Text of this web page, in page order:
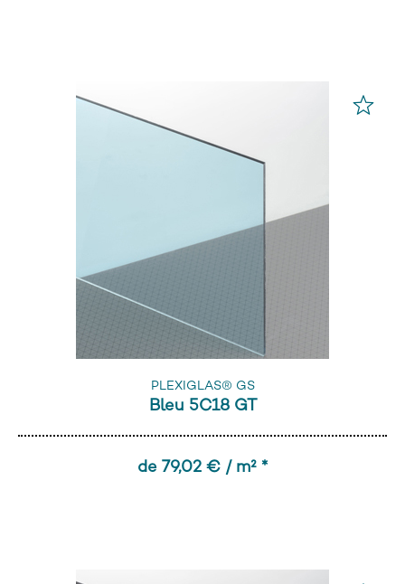
PLEXIGLAS® GS
Bleu 5C18 GT
de 79,02 € / m² *